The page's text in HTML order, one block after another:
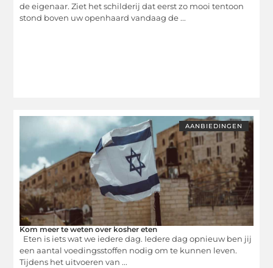
de eigenaar. Ziet het schilderij dat eerst zo mooi tentoon
stond boven uw openhaard vandaag de ...
AANBIEDINGEN
Kom meer te weten over kosher eten
Eten is iets wat we iedere dag. Iedere dag opnieuw ben jij
een aantal voedingsstoffen nodig om te kunnen leven.
Tijdens het uitvoeren van ...